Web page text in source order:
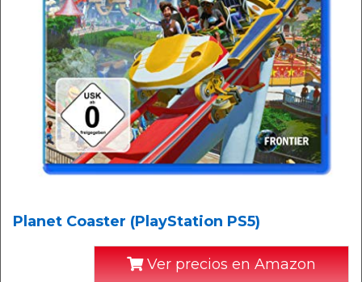
Planet Coaster (PlayStation PS5)
Ver precios en Amazon